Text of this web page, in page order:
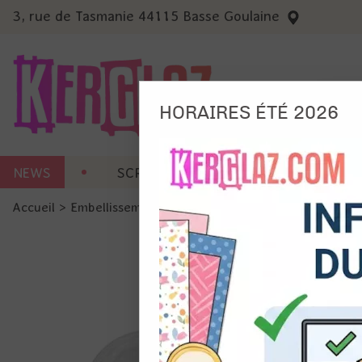
3, rue de Tasmanie 44115 Basse Goulaine
NEWS SCRAP CARTERIE MACHINES
Accueil > Embellissement > Brads - Silver - 5 mm
Ils
et du
précises
Si vous
de la
HORAIRES ÉTÉ 2026